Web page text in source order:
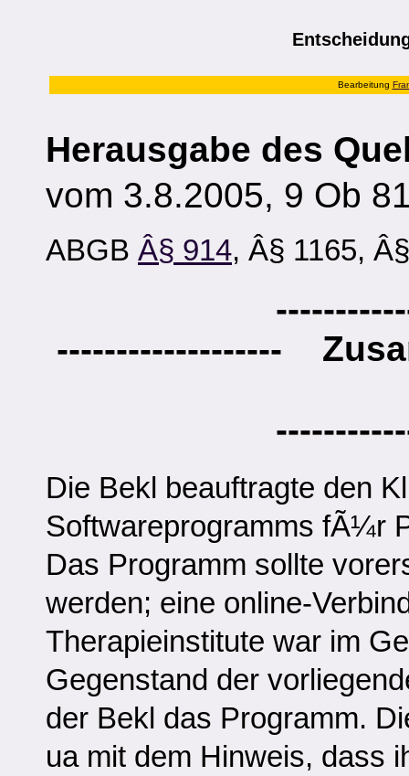
Bearbeitung
Herausgabe des
vom 3.8.2005, 9 Ob
ABGB Â§ 914, Â§ 1165,
-------------------
Die Bekl beauftragte den
Softwareprogramms fÃ¼r
Das Programm sollte
werden; eine online-
Therapieinstitute war im
Gegenstand der
der Bekl das Programm.
ua mit dem Hinweis, dass